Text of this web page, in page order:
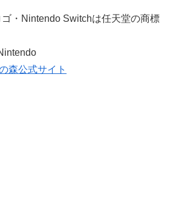
・Nintendo Switchは任天堂の商標
森公式サイト